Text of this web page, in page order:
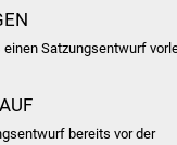
Sanierung
Satzungsentwurf
bereits vor der